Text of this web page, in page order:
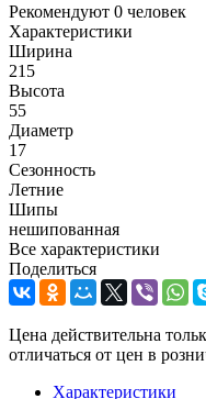
Рекомендуют 0 человек
Характеристики
Ширина
215
Высота
55
Диаметр
17
Сезонность
Летние
Шипы
нешипованная
Все характеристики
Поделиться
Цена действительна
отличаться от цен в
Характеристики